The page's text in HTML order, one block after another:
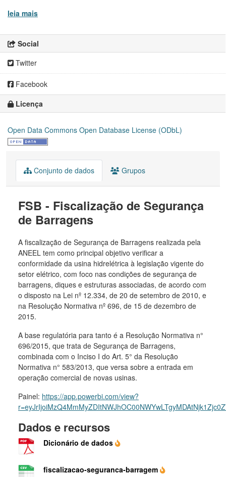
leia mais
Social
Twitter
Facebook
Licença
Open Data Commons Open Database License (ODbL)
Conjunto de dados Grupos
FSB - Fiscalização de Segurança
de Barragens
A fiscalização de Segurança de Barragens realizada pela
ANEEL tem como principal objetivo verificar a
conformidade da usina hidrelétrica à legislação vigente do
setor elétrico, com foco nas condições de segurança de
barragens, diques e estruturas associadas, de acordo com
o disposto na Lei nº 12.334, de 20 de setembro de 2010, e
na Resolução Normativa nº 696, de 15 de dezembro de
2015.
A base regulatória para tanto é a Resolução Normativa n°
696/2015, que trata de Segurança de Barragens,
combinada com o Inciso I do Art. 5° da Resolução
Normativa n° 583/2013, que versa sobre a entrada em
operação comercial de novas usinas.
Painel: https://app.powerbi.com/view?
Dados e recursos
Dicionário de dados
fiscalizacao-seguranca-barragem